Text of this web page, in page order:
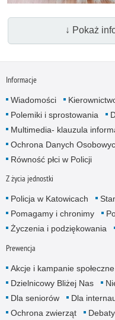
↓ Pokaż
Informacje
Wiadomości
Polemiki i sprostowania
Multimedia- klauzula
Ochrona Danych
Równość płci w Policji
Z życia jednostki
Policja w Katowicach
Pomagamy i chronimy
Życzenia i podziękowania
Prewencja
Akcje i kampanie społeczne
Dzielnicowy Bliżej Nas
Dla seniorów
Dla
Ochrona zwierząt